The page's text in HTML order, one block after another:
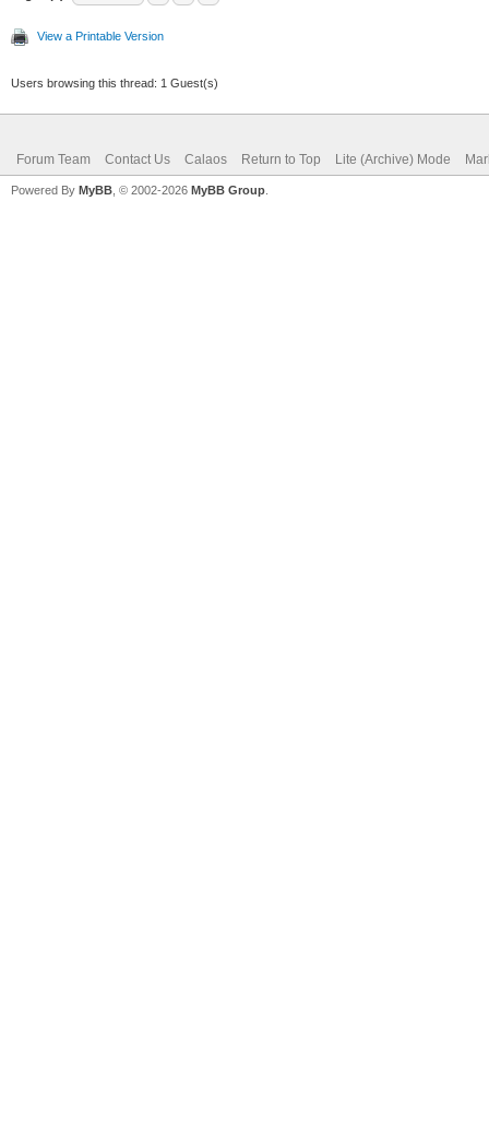
View a Printable Version
Users browsing this thread: 1 Guest(s)
Forum Team Contact Us Calaos Return to Top Lite (Archive) Mode
Powered By MyBB , © 2002-2026 MyBB Group